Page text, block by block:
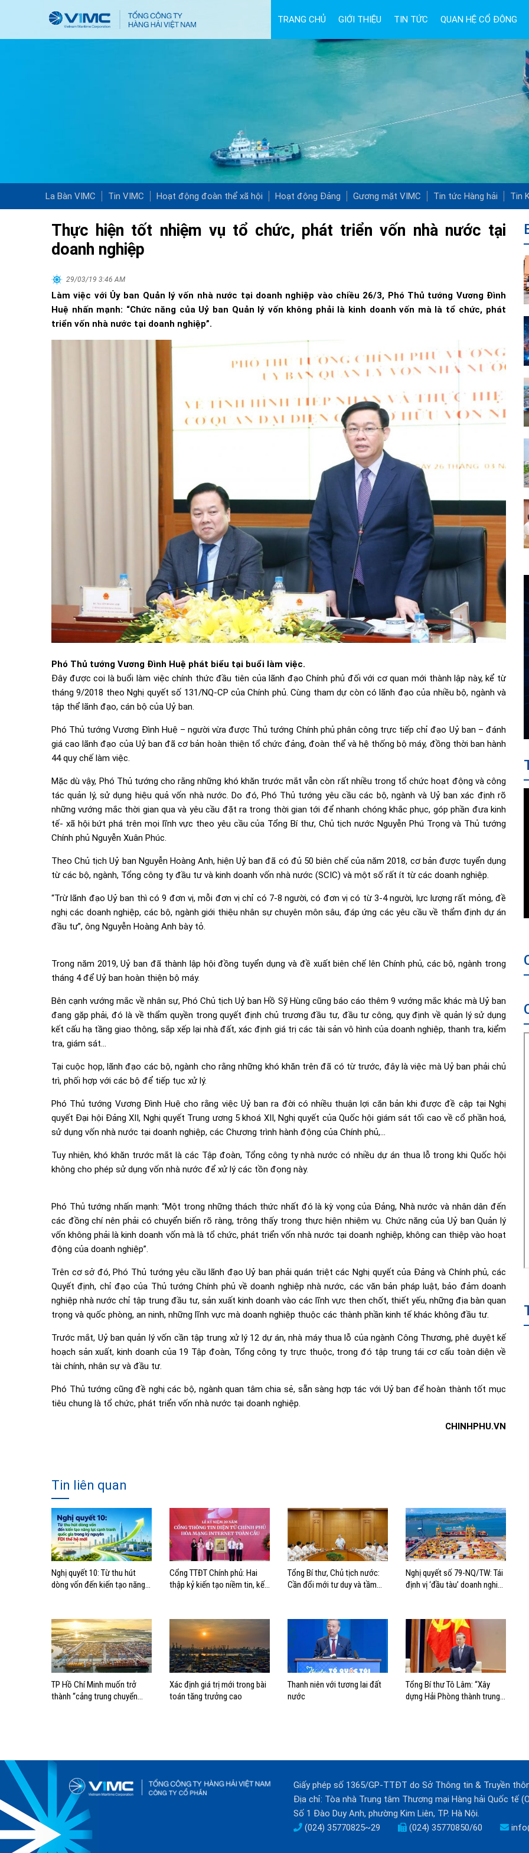
TRANG CHỦ GIỚI THIỆU TIN TỨC QUAN HỆ CỔ ĐÔNG
La Bàn VIMC Tin VIMC Hoạt động đoàn thể xã hội Hoạt động Đảng Gương mặt VIMC Tin tức Hàng hải Tin
Thực hiện tốt nhiệm vụ tổ chức, phát triển vốn nhà nước tại
doanh nghiệp
29/03/19 3:46 AM
Làm việc với Ủy ban Quản lý vốn nhà nước tại doanh nghiệp vào chiều 26/3, Phó Thủ tướng Vương Đình
Huệ nhấn mạnh: “Chức năng của Uỷ ban Quản lý vốn không phải là kinh doanh vốn mà là tổ chức, phát
triển vốn nhà nước tại doanh nghiệp”.
Phó Thủ tướng Vương Đình Huệ phát biểu tại buổi làm việc.
Đây được coi là buổi làm việc chính thức đầu tiên của lãnh đạo Chính phủ đối với cơ quan mới thành lập này, kể từ
tháng 9/2018 theo Nghị quyết số 131/NQ-CP của Chính phủ. Cùng tham dự còn có lãnh đạo của nhiều bộ, ngành và
tập thể lãnh đạo, cán bộ của Uỷ ban.
Phó Thủ tướng Vương Đình Huệ – người vừa được Thủ tướng Chính phủ phân công trực tiếp chỉ đạo Uỷ ban – đánh
giá cao lãnh đạo của Uỷ ban đã cơ bản hoàn thiện tổ chức đảng, đoàn thể và hệ thống bộ máy, đồng thời ban hành
44 quy chế làm việc.
Mặc dù vậy, Phó Thủ tướng cho rằng những khó khăn trước mắt vẫn còn rất nhiều trong tổ chức hoạt động và công
tác quản lý, sử dụng hiệu quả vốn nhà nước. Do đó, Phó Thủ tướng yêu cầu các bộ, ngành và Uỷ ban xác định rõ
những vướng mắc thời gian qua và yêu cầu đặt ra trong thời gian tới để nhanh chóng khắc phục, góp phần đưa kinh
tế- xã hội bứt phá trên mọi lĩnh vực theo yêu cầu của Tổng Bí thư, Chủ tịch nước Nguyễn Phú Trọng và Thủ tướng
Chính phủ Nguyễn Xuân Phúc.
Theo Chủ tịch Uỷ ban Nguyễn Hoàng Anh, hiện Uỷ ban đã có đủ 50 biên chế của năm 2018, cơ bản được tuyển dụng
từ các bộ, ngành, Tổng công ty đầu tư và kinh doanh vốn nhà nước (SCIC) và một số rất ít từ các doanh nghiệp.
“Trừ lãnh đạo Uỷ ban thì có 9 đơn vị, mỗi đơn vị chỉ có 7-8 người, có đơn vị có từ 3-4 người, lực lượng rất mỏng, đề
nghị các doanh nghiệp, các bộ, ngành giới thiệu nhân sự chuyên môn sâu, đáp ứng các yêu cầu về thẩm định dự án
đầu tư”, ông Nguyễn Hoàng Anh bày tỏ.
Trong năm 2019, Uỷ ban đã thành lập hội đồng tuyển dụng và đề xuất biên chế lên Chính phủ, các bộ, ngành trong
tháng 4 để Uỷ ban hoàn thiện bộ máy.
Bên cạnh vướng mắc về nhân sự, Phó Chủ tịch Uỷ ban Hồ Sỹ Hùng cũng báo cáo thêm 9 vướng mắc khác mà Uỷ ban
đang gặp phải, đó là về thẩm quyền trong quyết định chủ trương đầu tư, đầu tư công, quy định về quản lý sử dụng
kết cấu hạ tầng giao thông, sắp xếp lại nhà đất, xác định giá trị các tài sản vô hình của doanh nghiệp, thanh tra, kiểm
tra, giám sát…
Tại cuộc họp, lãnh đạo các bộ, ngành cho rằng những khó khăn trên đã có từ trước, đây là việc mà Uỷ ban phải chủ
trì, phối hợp với các bộ để tiếp tục xử lý.
Phó Thủ tướng Vương Đình Huệ cho rằng việc Uỷ ban ra đời có nhiều thuận lợi căn bản khi được đề cập tại Nghị
quyết Đại hội Đảng XII, Nghị quyết Trung ương 5 khoá XII, Nghị quyết của Quốc hội giám sát tối cao về cổ phần hoá,
sử dụng vốn nhà nước tại doanh nghiệp, các Chương trình hành động của Chính phủ,…
Tuy nhiên, khó khăn trước mắt là các Tập đoàn, Tổng công ty nhà nước có nhiều dự án thua lỗ trong khi Quốc hội
không cho phép sử dụng vốn nhà nước để xử lý các tồn đọng này.
Phó Thủ tướng nhấn mạnh: “Một trong những thách thức nhất đó là kỳ vọng của Đảng, Nhà nước và nhân dân đến
các đồng chí nên phải có chuyển biến rõ ràng, trông thấy trong thực hiện nhiệm vụ. Chức năng của Uỷ ban Quản lý
vốn không phải là kinh doanh vốn mà là tổ chức, phát triển vốn nhà nước tại doanh nghiệp, không can thiệp vào hoạt
động của doanh nghiệp”.
Trên cơ sở đó, Phó Thủ tướng yêu cầu lãnh đạo Uỷ ban phải quán triệt các Nghị quyết của Đảng và Chính phủ, các
Quyết định, chỉ đạo của Thủ tướng Chính phủ về doanh nghiệp nhà nước, các văn bản pháp luật, bảo đảm doanh
nghiệp nhà nước chỉ tập trung đầu tư, sản xuất kinh doanh vào các lĩnh vực then chốt, thiết yếu, những địa bàn quan
trọng và quốc phòng, an ninh, những lĩnh vực mà doanh nghiệp thuộc các thành phần kinh tế khác không đầu tư.
Trước mắt, Uỷ ban quản lý vốn cần tập trung xử lý 12 dự án, nhà máy thua lỗ của ngành Công Thương, phê duyệt kế
hoạch sản xuất, kinh doanh của 19 Tập đoàn, Tổng công ty trực thuộc, trong đó tập trung tái cơ cấu toàn diện về
tài chính, nhân sự và đầu tư.
Phó Thủ tướng cũng đề nghị các bộ, ngành quan tâm chia sẻ, sẵn sàng hợp tác với Uỷ ban để hoàn thành tốt mục
tiêu chung là tổ chức, phát triển vốn nhà nước tại doanh nghiệp.
CHINHPHU.VN
Tin liên quan
Nghị quyết 10: Từ thu hút
dòng vốn đến kiến tạo năng
Cổng TTĐT Chính phủ: Hai
thập kỷ kiến tạo niềm tin, kết
Tổng Bí thư, Chủ tịch nước:
Cần đổi mới tư duy và tầm
Nghị quyết số 79-NQ/TW: Tái
định vị ‘đầu tàu’ doanh nghiệp
TP Hồ Chí Minh muốn trở
thành “cảng trung chuyển
Xác định giá trị mới trong bài
toán tăng trưởng cao
Thanh niên với tương lai đất
nước
Tổng Bí thư Tô Lâm: “Xây
dựng Hải Phòng thành trung
Giấy phép số 1365/GP-TTĐT do Sở Thông tin & Truyền
Địa chỉ: Tòa nhà Trung tâm Thương mại Hàng hải Quốc tế
Số 1 Đào Duy Anh, phường Kim Liên, TP. Hà Nội.
(024) 35770825~29
(024) 35770850/60